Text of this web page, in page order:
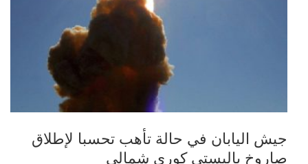
جيش اليابان في حالة تأهب تحسبا لإطلاق
صاروخ باليستي كوري شمالي